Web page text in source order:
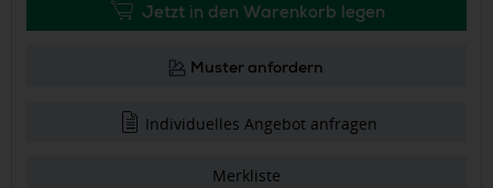
Jetzt in den Warenkorb legen
Muster anfordern
Individuelles Angebot anfragen
Merkliste